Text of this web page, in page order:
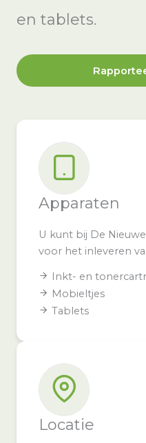
en tablets.
Apparaten
U kunt bij De
voor het inleveren
Inkt- en
Mobieltjes
Tablets
Locatie